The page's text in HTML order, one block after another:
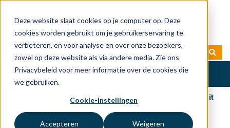
Deze website slaat cookies op je computer op. Deze
cookies worden gebruikt om je gebruikerservaring te
verbeteren, en voor analyse en over onze bezoekers,
zowel op deze website als via andere media. Zie ons
Privacybeleid voor meer informatie over de cookies die
we gebruiken.
Cookie-instellingen
Accepteren Weigeren
Toggle
navigation
»Cases»Sanquin besteedt IT-beheer uit